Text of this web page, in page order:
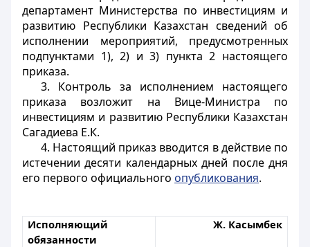
департамент Министерства по инвестициям и
развитию Республики Казахстан сведений об
исполнении мероприятий, предусмотренных
подпунктами 1), 2) и 3) пункта 2 настоящего
приказа.
3. Контроль за исполнением настоящего
приказа возложит на Вице-Министра по
инвестициям и развитию Республики Казахстан
Сагадиева Е.К.
4. Настоящий приказ вводится в действие по
истечении десяти календарных дней после дня
его первого официального опубликования.
Исполняющий
обязанности
Ж. Касымбек